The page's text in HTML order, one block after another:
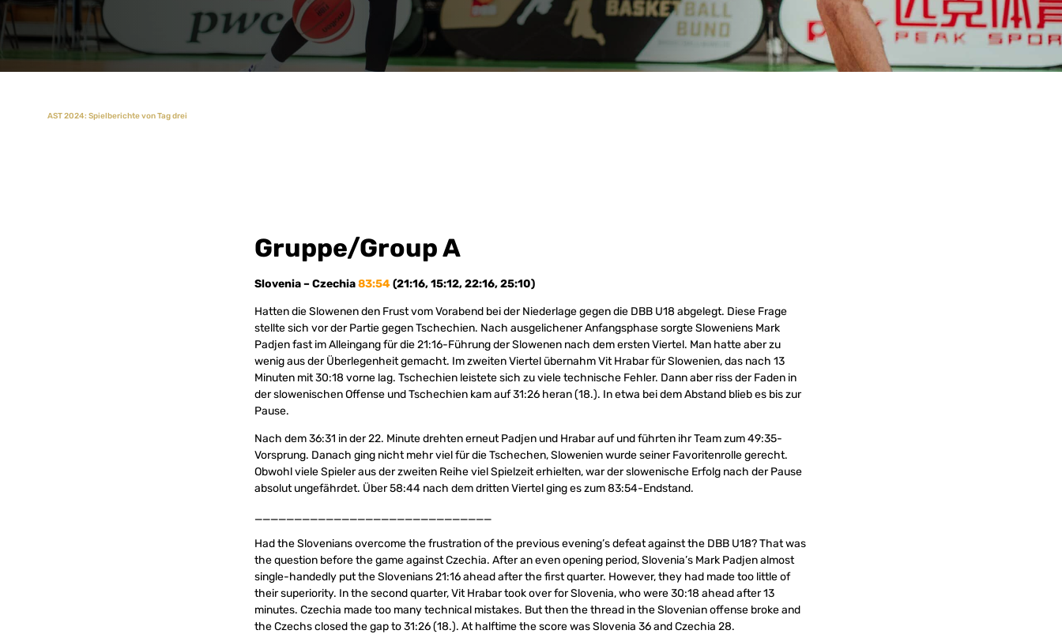
AST 2024: Spielberichte von Tag drei
Gruppe/Group A
Slovenia – Czechia83:54(21:16, 15:12, 22:16, 25:10)
Hatten die Slowenen den Frust vom Vorabend bei der Niederlage gegen die DBB U18 abgelegt. Diese Frage
stellte sich vor der Partie gegen Tschechien. Nach ausgelichener Anfangsphase sorgte Sloweniens Mark
Padjen fast im Alleingang für die 21:16-Führung der Slowenen nach dem ersten Viertel. Man hatte aber zu
wenig aus der Überlegenheit gemacht. Im zweiten Viertel übernahm Vit Hrabar für Slowenien, das nach 13
Minuten mit 30:18 vorne lag. Tschechien leistete sich zu viele technische Fehler. Dann aber riss der Faden in
der slowenischen Offense und Tschechien kam auf 31:26 heran (18.). In etwa bei dem Abstand blieb es bis zur
Pause.
Nach dem 36:31 in der 22. Minute drehten erneut Padjen und Hrabar auf und führten ihr Team zum 49:35-
Vorsprung. Danach ging nicht mehr viel für die Tschechen, Slowenien wurde seiner Favoritenrolle gerecht.
Obwohl viele Spieler aus der zweiten Reihe viel Spielzeit erhielten, war der slowenische Erfolg nach der Pause
absolut ungefährdet. Über 58:44 nach dem dritten Viertel ging es zum 83:54-Endstand.
______________________________
Had the Slovenians overcome the frustration of the previous evening’s defeat against the DBB U18? That was
the question before the game against Czechia. After an even opening period, Slovenia’s Mark Padjen almost
single-handedly put the Slovenians 21:16 ahead after the first quarter. However, they had made too little of
their superiority. In the second quarter, Vit Hrabar took over for Slovenia, who were 30:18 ahead after 13
minutes. Czechia made too many technical mistakes. But then the thread in the Slovenian offense broke and
the Czechs closed the gap to 31:26 (18.). At halftime the score was Slovenia 36 and Czechia 28.